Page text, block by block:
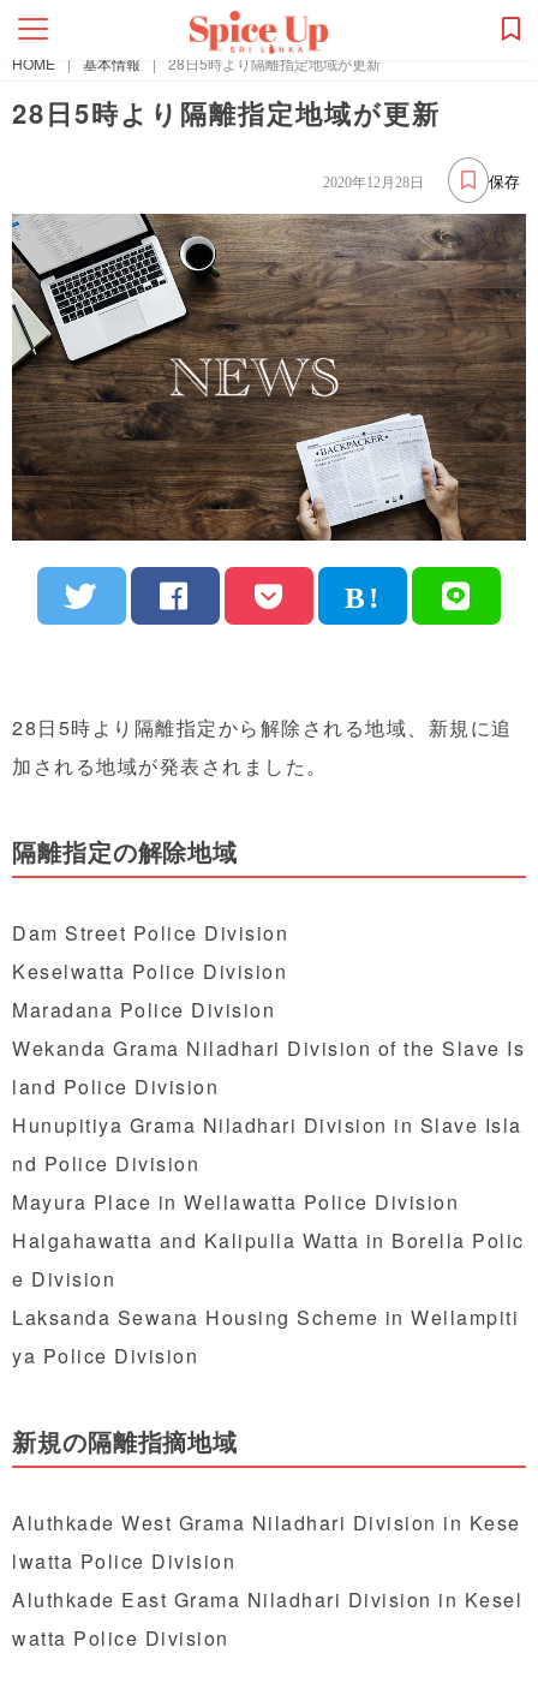
HOME | 基本情報 | 28日5時より隔離指定地域が更新
28日5時より隔離指定地域が更新
保存
2020年12月28日
28日5時より隔離指定から解除される地域、新規に追
加される地域が発表されました。
隔離指定の解除地域
Dam Street Police Division
Keselwatta Police Division
Maradana Police Division
Wekanda Grama Niladhari Division of the Slave Is
land Police Division
Hunupitiya Grama Niladhari Division in Slave Isla
nd Police Division
Mayura Place in Wellawatta Police Division
Halgahawatta and Kalipulla Watta in Borella Polic
e Division
Laksanda Sewana Housing Scheme in Wellampiti
ya Police Division
新規の隔離指摘地域
Aluthkade West Grama Niladhari Division in Kese
lwatta Police Division
Aluthkade East Grama Niladhari Division in Kesel
watta Police Division